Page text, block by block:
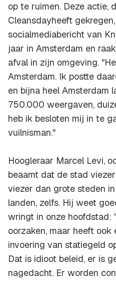
op te ruimen. Deze actie,
Cleansdayheeft
socialmediabericht van
jaar in Amsterdam en
afval in zijn omgeving.
Amsterdam. Ik postte
en bijna heel Amsterdam
750.000 weergaven,
heb ik besloten mij in te
vuilnisman."
Hoogleraar Marcel Levi,
beaamt dat de stad
viezer dan grote steden
landen, zelfs. Hij weet
wringt in onze hoofdstad:
oorzaken, maar heeft
invoering van statiegeld
Dat is idioot beleid, er is
nagedacht. Er worden